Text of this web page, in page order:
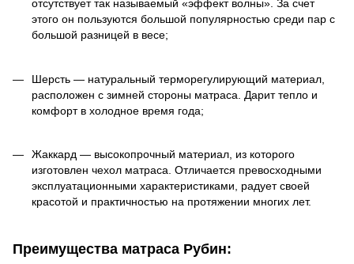
отсутствует так называемый «эффект волны». За счет
этого он пользуются большой популярностью среди пар с
большой разницей в весе;
Шерсть — натуральный терморегулирующий материал,
расположен с зимней стороны матраса. Дарит тепло и
комфорт в холодное время года;
Жаккард — высокопрочный материал, из которого
изготовлен чехол матраса. Отличается превосходными
эксплуатационными характеристиками, радует своей
красотой и практичностью на протяжении многих лет.
Преимущества матраса Рубин: